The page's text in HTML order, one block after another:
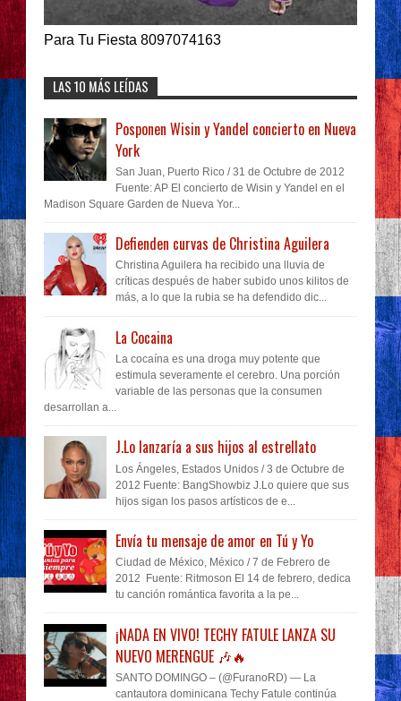
Para Tu Fiesta 8097074163
LAS 10 MÁS LEÍDAS
Posponen Wisin y Yandel concierto en Nueva
York
San Juan, Puerto Rico / 31 de Octubre de 2012
Fuente: AP El concierto de Wisin y Yandel en el
Madison Square Garden de Nueva Yor...
Defienden curvas de Christina Aguilera
Christina Aguilera ha recibido una lluvia de
críticas después de haber subido unos kilitos de
más, a lo que la rubia se ha defendido dic...
La Cocaina
La cocaína es una droga muy potente que
estimula severamente el cerebro. Una porción
variable de las personas que la consumen
desarrollan a...
J.Lo lanzaría a sus hijos al estrellato
Los Ángeles, Estados Unidos / 3 de Octubre de
2012 Fuente: BangShowbiz J.Lo quiere que sus
hijos sigan los pasos artísticos de e...
Envía tu mensaje de amor en Tú y Yo
Ciudad de México, México / 7 de Febrero de
2012 Fuente: Ritmoson El 14 de febrero, dedica
tu canción romántica favorita a la pe...
¡NADA EN VIVO! TECHY FATULE LANZA SU
NUEVO MERENGUE 🎶🔥
SANTO DOMINGO – (@FuranoRD) — La
cantautora dominicana Techy Fatule continúa